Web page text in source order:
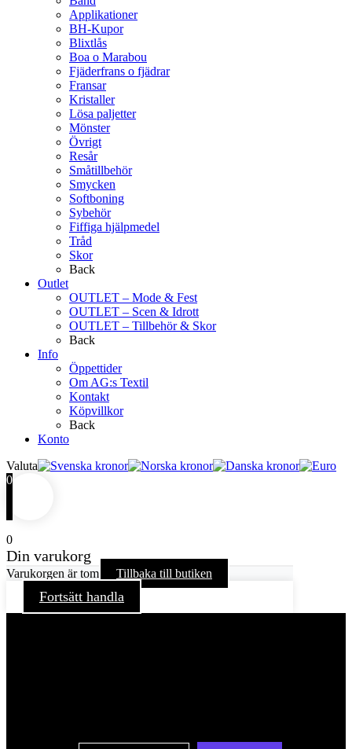
Applikationer
BH-Kupor
Blixtlås
Boa o Marabou
Fjäderfrans o fjädrar
Fransar
Kristaller
Lösa paljetter
Mönster
Övrigt
Resår
Småtillbehör
Smycken
Softboning
Sybehör
Fiffiga hjälpmedel
Tråd
Skor
Back
Outlet
OUTLET – Mode & Fest
OUTLET – Scen & Idrott
OUTLET – Tillbehör & Skor
Back
Info
Öppettider
Om AG:s Textil
Kontakt
Köpvillkor
Back
Konto
Valuta
0
0
Din varukorg
Varukorgen är tom Tillbaka till butiken
Fortsätt handla